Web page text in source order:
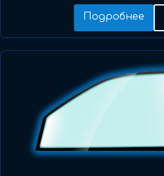
Подробнее